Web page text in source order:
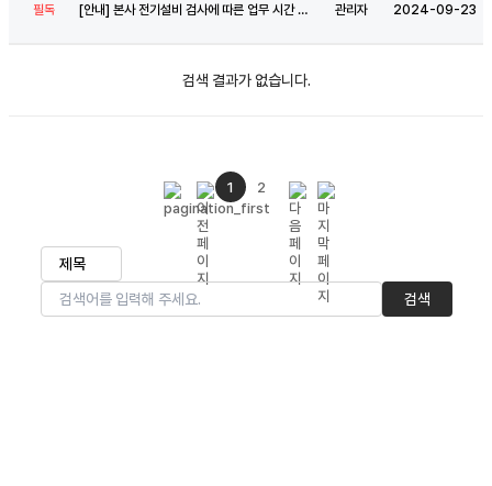
필독 [안내] 본사 전기 설비 검사에 따른 업무 시 간 안 관리자 2024-09-23
검색 결과가 없습니다.
1 2
검색